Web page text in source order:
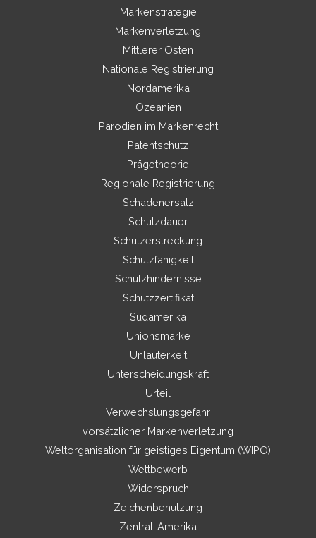
Markenstrategie
Markenverletzung
Mittlerer Osten
Nationale Registrierung
Nordamerika
Ozeanien
Parodien im Markenrecht
Patentschutz
Prägetheorie
Regionale Registrierung
Schadenersatz
Schutzdauer
Schutzerstreckung
Schutzfähigkeit
Schutzhindernisse
Schutzzertifikat
Südamerika
Unionsmarke
Unlauterkeit
Unterscheidungskraft
Urteil
Verwechslungsgefahr
vorsätzlicher Markenverletzung
Weltorganisation für geistiges Eigentum (WIPO)
Wettbewerb
Widerspruch
Zeichenbenutzung
Zentral-Amerika